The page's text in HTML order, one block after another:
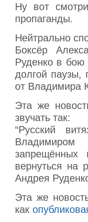
Ну вот
пропаганды.
Нейтрально
Боксёр
Руденко в бою
долгой паузы,
от Владимира
Эта же
звучать так:
“Русский
Владимиром
запрещённых
вернуться на
Андрея
Эта же
как